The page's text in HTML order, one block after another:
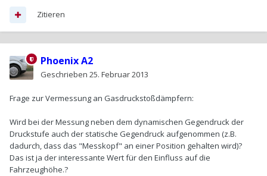
Zitieren
Phoenix A2
Geschrieben 25. Februar 2013
Frage zur Vermessung an Gasdruckstoßdämpfern:
Wird bei der Messung neben dem dynamischen Gegendruck der
Druckstufe auch der statische Gegendruck aufgenommen (z.B.
dadurch, dass das "Messkopf" an einer Position gehalten wird)?
Das ist ja der interessante Wert für den Einfluss auf die
Fahrzeughöhe.?